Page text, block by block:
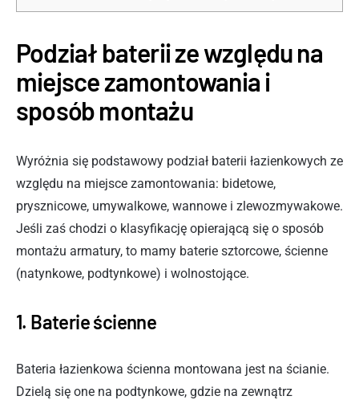
Podział baterii ze względu na
miejsce zamontowania i
sposób montażu
Wyróżnia się podstawowy podział baterii łazienkowych ze
względu na miejsce zamontowania: bidetowe,
prysznicowe, umywalkowe, wannowe i zlewozmywakowe.
Jeśli zaś chodzi o klasyfikację opierającą się o sposób
montażu armatury, to mamy baterie sztorcowe, ścienne
(natynkowe, podtynkowe) i wolnostojące.
1. Baterie ścienne
Bateria łazienkowa ścienna montowana jest na ścianie.
Dzielą się one na podtynkowe, gdzie na zewnątrz